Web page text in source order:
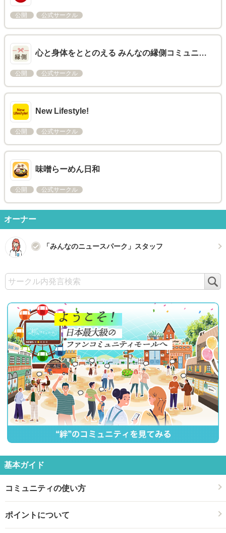
公開 公式サークル
心と身体をととのえる みんなの縁側コミュニ…
公開 公式サークル
New Lifestyle!
公開 公式サークル
味噌らーめん日和
公開 公式サークル
オーナー
「みんなのニュースパーク」スタッフ
基本ガイド
コミュニティの使い方
ポイントについて